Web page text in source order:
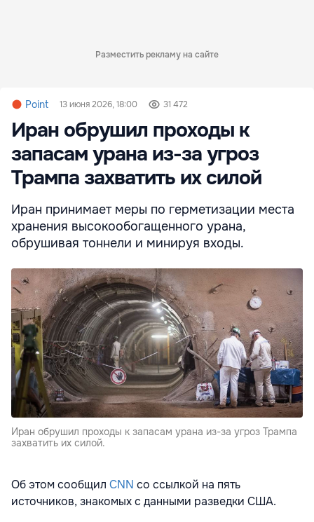
Разместить рекламу на сайте
Point 13 июня 2026, 18:00 31 472
Иран обрушил проходы к
запасам урана из-за угроз
Трампа захватить их силой
Иран принимает меры по герметизации места
хранения высокообогащенного урана,
обрушивая тоннели и минируя входы.
Иран обрушил проходы к запасам урана из-за угроз Трампа
захватить их силой.
Об этом сообщил CNN со ссылкой на пять
источников, знакомых с данными разведки США.